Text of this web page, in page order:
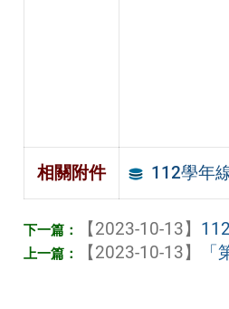
相關附件 112學年
【2023-10-13】
【2023-10-13】